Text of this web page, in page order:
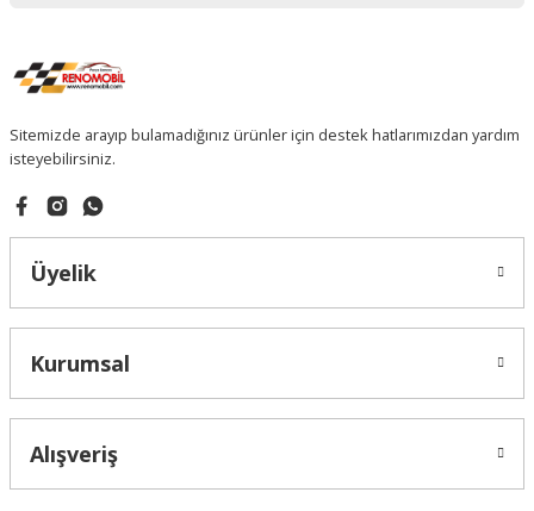
Sitemizde arayıp bulamadığınız ürünler için destek hatlarımızdan yardım
isteyebilirsiniz.
Üyelik
Kurumsal
Alışveriş